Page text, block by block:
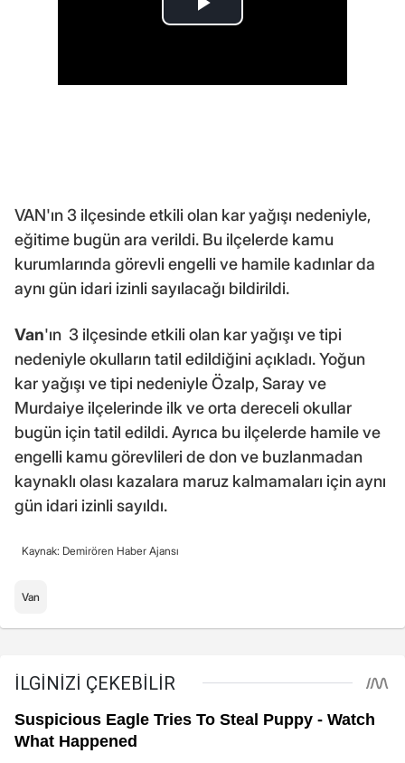
VAN'ın 3 ilçesinde etkili olan kar yağışı nedeniyle,
eğitime bugün ara verildi. Bu ilçelerde kamu
kurumlarında görevli engelli ve hamile kadınlar da
aynı gün idari izinli sayılacağı bildirildi.
Van'ın 3 ilçesinde etkili olan kar yağışı ve tipi
nedeniyle okulların tatil edildiğini açıkladı. Yoğun
kar yağışı ve tipi nedeniyle Özalp, Saray ve
Murdaiye ilçelerinde ilk ve orta dereceli okullar
bugün için tatil edildi. Ayrıca bu ilçelerde hamile ve
engelli kamu görevlileri de don ve buzlanmadan
kaynaklı olası kazalara maruz kalmamaları için aynı
gün idari izinli sayıldı.
Kaynak: Demirören Haber Ajansı
Van